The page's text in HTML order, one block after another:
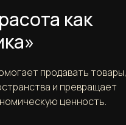
как
продавать товары,
и превращает
ценность.